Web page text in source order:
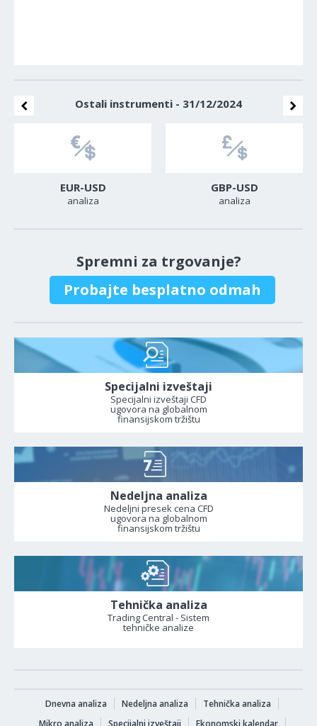
Ostali instrumenti - 31/12/2024
EUR-USD
analiza
GBP-USD
analiza
Spremni za trgovanje?
Probajte besplatno odmah
Specijalni izveštaji
Specijalni izveštaji CFD
ugovora na globalnom
finansijskom tržištu
Nedeljna analiza
Nedeljni presek cena CFD
ugovora na globalnom
finansijskom tržištu
Tehnička analiza
Trading Central - Sistem
tehničke analize
Dnevna analiza Nedeljna analiza
Tehnička analiza
Mikro analiza
Specijalni izveštaji Ekonomski kalendar